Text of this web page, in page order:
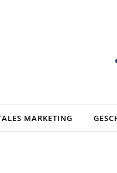
MARKETING